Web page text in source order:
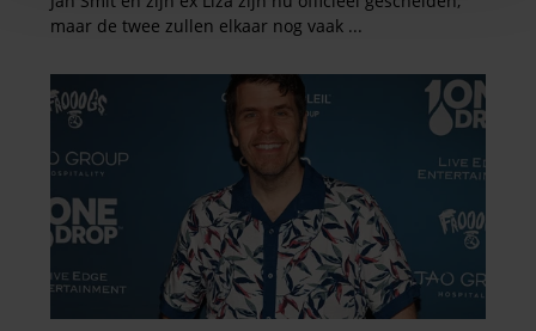
en om ons websiteverkeer te analyseren. Ook delen we
partners voor social media, adverteren en analyse. Deze
partners kunnen deze gegevens combineren met andere
informatie die u aan ze heeft verstrekt of die ze hebben
verzameld op basis van uw gebruik van hun services. U
gaat akkoord met onze cookies als u onze website blijft
gebruiken.